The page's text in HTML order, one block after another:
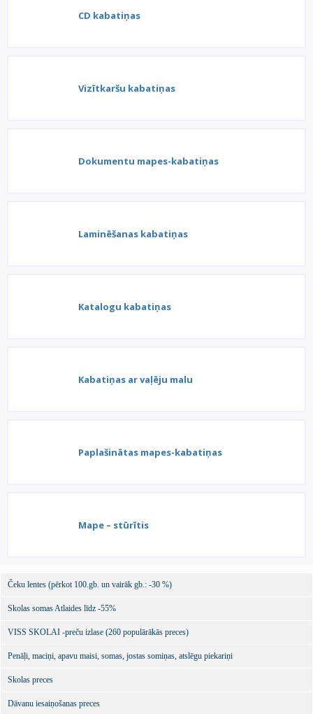
CD kabatiņas
Vizītkaršu kabatiņas
Dokumentu mapes-kabatiņas
Laminēšanas kabatiņas
Katalogu kabatiņas
Kabatiņas ar vaļēju malu
Paplašinātas mapes-kabatiņas
Mape – stūrītis
Čeku lentes (pērkot 100.gb. un vairāk gb.: -30 %)
Skolas somas Atlaides līdz -55%
VISS SKOLAI -preču izlase (260 populārākās preces)
Penāļi, maciņi, apavu maisi, somas, jostas somiņas, atslēgu piekariņi
Skolas preces
Dāvanu iesaiņošanas preces